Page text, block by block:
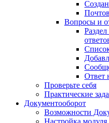
Вопросы и
Ответ
Проверьте себя
Практические
Документооборот
Возможности
Настройка модуля